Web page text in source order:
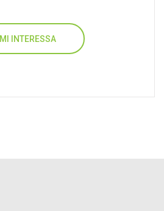
MI INTERESSA